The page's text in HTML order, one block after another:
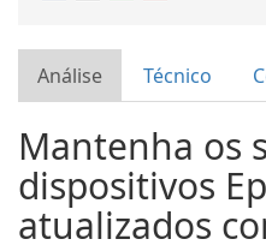
Análise Técnico
Mantenha os
dispositivos
atualizados